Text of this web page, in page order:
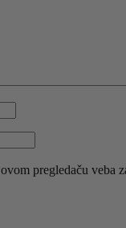
pregledaču veba